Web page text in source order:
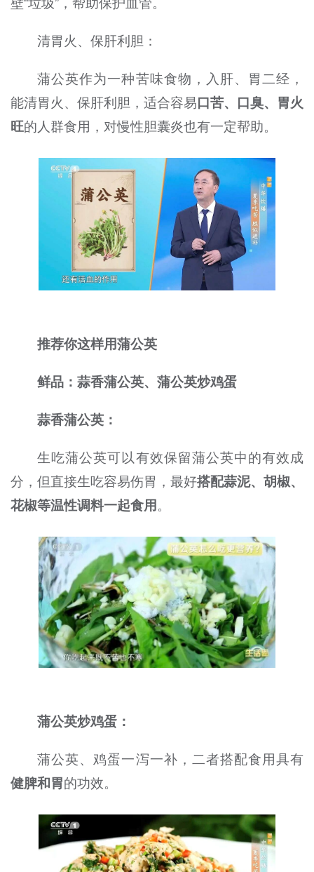
清胃火、保肝利胆：
蒲公英作为一种苦味食物，入肝、胃二经，
能清胃火、保肝利胆，适合容易口苦、口臭、胃火
旺的人群食用，对慢性胆囊炎也有一定帮助。
推荐你这样用蒲公英
鲜品：蒜香蒲公英、蒲公英炒鸡蛋
蒜香蒲公英：
生吃蒲公英可以有效保留蒲公英中的有效成
分，但直接生吃容易伤胃，最好搭配蒜泥、胡椒、
花椒等温性调料一起食用 。
蒲公英炒鸡蛋：
蒲公英、鸡蛋一泻一补，二者搭配食用具有
健脾和胃的功效。